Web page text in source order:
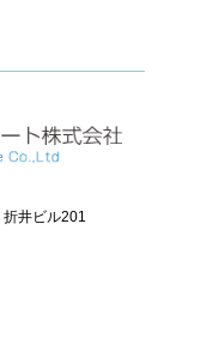
折井ビル201